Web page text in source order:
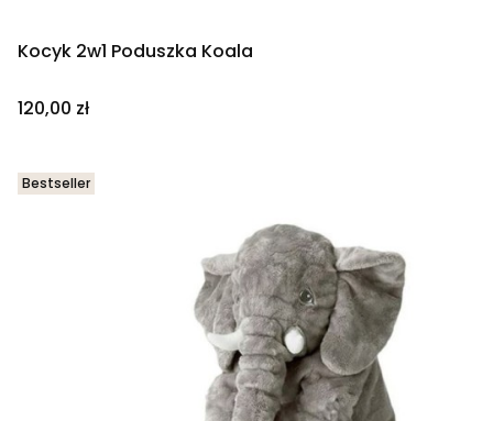
Kocyk 2w1 Poduszka Koala
Cena
120,00 zł
Bestseller